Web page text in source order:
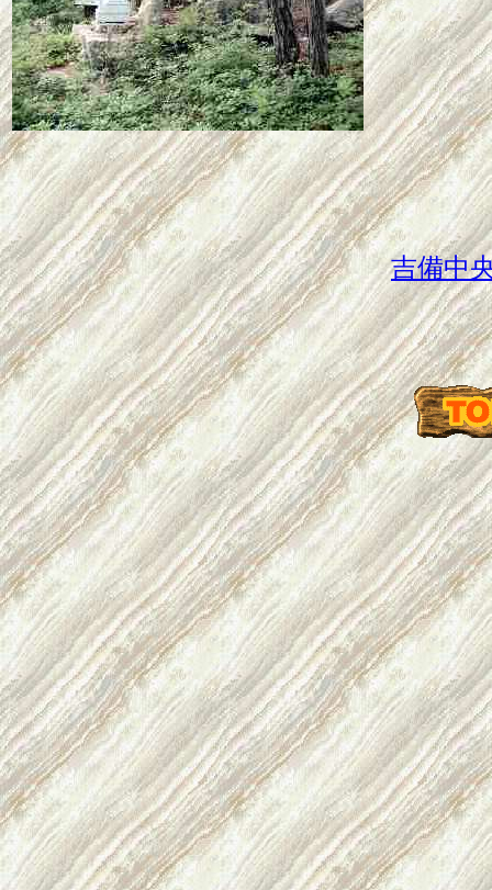
吉備中